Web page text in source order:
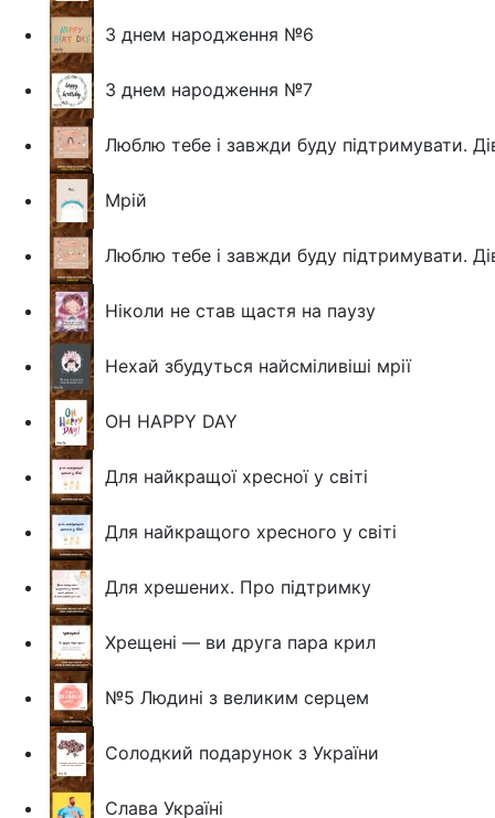
З днем народження №6
З днем народження №7
Люблю тебе і завжди буду підтримувати.
Мрій
Люблю тебе і завжди буду підтримувати.
Ніколи не став щастя на паузу
Нехай збудуться найсміливіші мрії
OH HAPPY DAY
Для найкращої хресної у світі
Для найкращого хресного у світі
Для хрешених. Про підтримку
Хрещені — ви друга пара крил
№5 Людині з великим серцем
Солодкий подарунок з України
Слава Україні